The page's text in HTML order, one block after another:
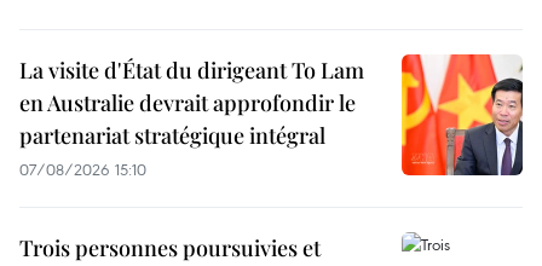
La visite d'État du dirigeant To Lam
en Australie devrait approfondir le
partenariat stratégique intégral
07/08/2026 15:10
Trois personnes poursuivies et